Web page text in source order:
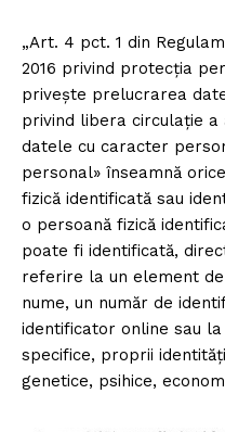
„Art. 4 pct. 1 din
2016 privind protecția
privește prelucrarea
privind libera circulație
datele cu caracter
personal» înseamnă
fizică identificată sau
o persoană fizică
poate fi identificată,
referire la un element
nume, un număr de
identificator online sau
specifice, proprii
genetice, psihice,